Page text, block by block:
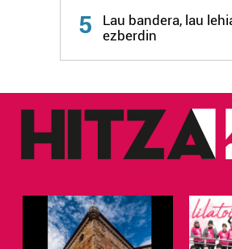
5
Lau bandera, lau
ezberdin